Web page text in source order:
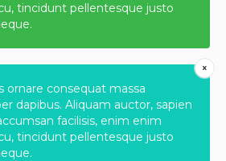
tincidunt pellentesque justo
ornare consequat massa
dapibus. Aliquam auctor, sapien
facilisis, enim enim
tincidunt pellentesque justo